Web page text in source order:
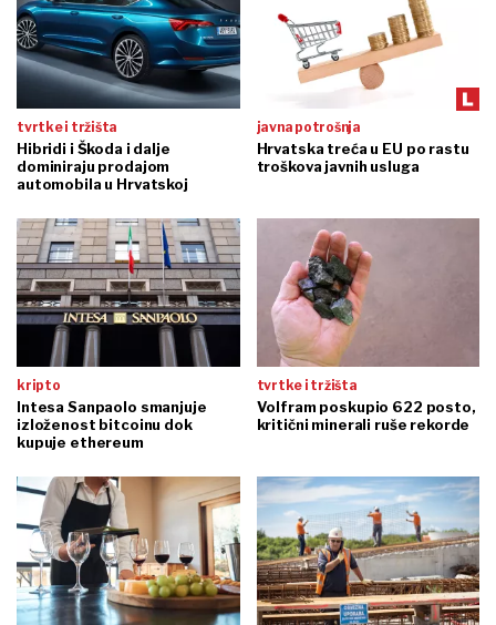
tvrtke i tržišta
Hibridi i Škoda i dalje
dominiraju prodajom
automobila u Hrvatskoj
javna potrošnja
Hrvatska treća u EU po rastu
troškova javnih usluga
kripto
Intesa Sanpaolo smanjuje
izloženost bitcoinu dok
kupuje ethereum
tvrtke i tržišta
Volfram poskupio 622 posto,
kritični minerali ruše rekorde